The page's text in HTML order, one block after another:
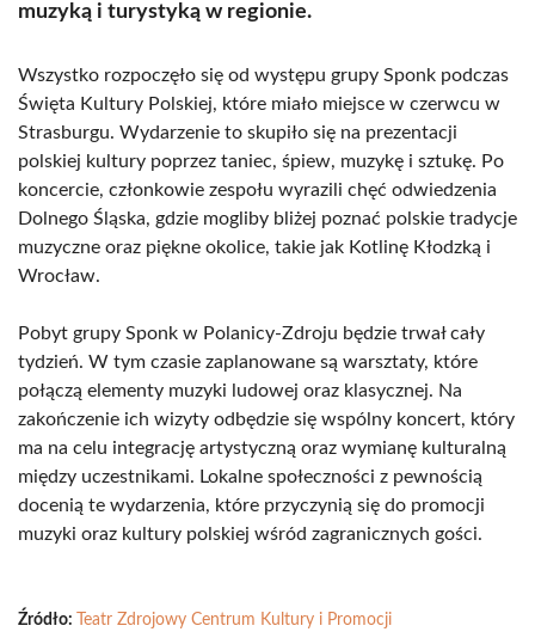
muzyką i turystyką w regionie.
Wszystko rozpoczęło się od występu grupy Sponk podczas
Święta Kultury Polskiej, które miało miejsce w czerwcu w
Strasburgu. Wydarzenie to skupiło się na prezentacji
polskiej kultury poprzez taniec, śpiew, muzykę i sztukę. Po
koncercie, członkowie zespołu wyrazili chęć odwiedzenia
Dolnego Śląska, gdzie mogliby bliżej poznać polskie tradycje
muzyczne oraz piękne okolice, takie jak Kotlinę Kłodzką i
Wrocław.
Pobyt grupy Sponk w Polanicy-Zdroju będzie trwał cały
tydzień. W tym czasie zaplanowane są warsztaty, które
połączą elementy muzyki ludowej oraz klasycznej. Na
zakończenie ich wizyty odbędzie się wspólny koncert, który
ma na celu integrację artystyczną oraz wymianę kulturalną
między uczestnikami. Lokalne społeczności z pewnością
docenią te wydarzenia, które przyczynią się do promocji
muzyki oraz kultury polskiej wśród zagranicznych gości.
Źródło: Teatr Zdrojowy Centrum Kultury i Promocji